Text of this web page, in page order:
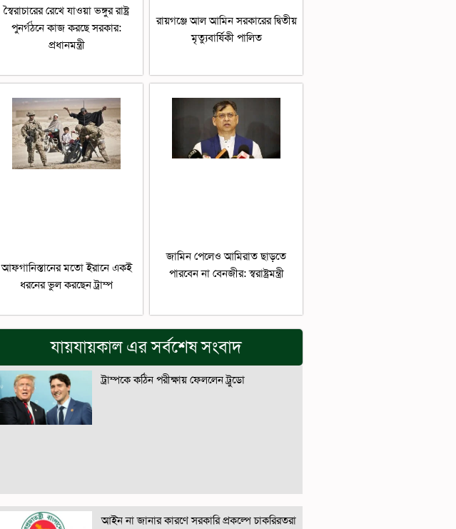
স্বৈরাচারের রেখে যাওয়া ভঙ্গুর রাষ্ট্র
পুনর্গঠনে কাজ করছে সরকার:
প্রধানমন্ত্রী
রায়গঞ্জে আল আমিন সরকারের দ্বিতীয়
মৃত্যুবার্ষিকী পালিত
আফগানিস্তানের মতো ইরানে একই
ধরনের ভুল করছেন ট্রাম্প
জামিন পেলেও আমিরাত ছাড়তে
পারবেন না বেনজীর: স্বরাষ্ট্রমন্ত্রী
যায়যায়কাল এর সর্বশেষ সংবাদ
ট্রাম্পকে কঠিন পরীক্ষায় ফেললেন ট্রুডো
আইন না জানার কারণে সরকারি প্রকল্পে চাকরিরতরা